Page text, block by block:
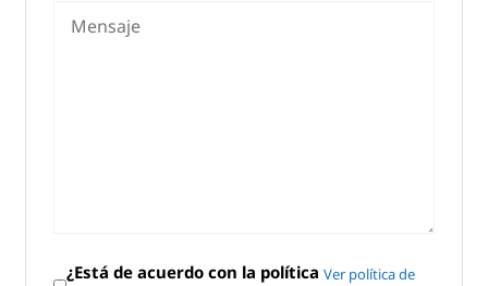
¿Está de acuerdo con la política Ver política de